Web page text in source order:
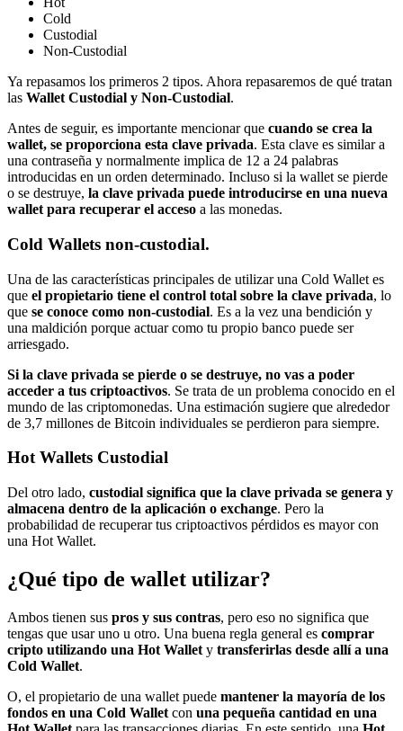
Cold
Custodial
Non-Custodial
Ya repasamos los primeros 2 tipos. Ahora repasaremos de qué tratan
las Wallet Custodial y Non-Custodial.
Antes de seguir, es importante mencionar que cuando se crea la
wallet, se proporciona esta clave privada. Esta clave es similar a
una contraseña y normalmente implica de 12 a 24 palabras
introducidas en un orden determinado. Incluso si la wallet se pierde
o se destruye, la clave privada puede introducirse en una nueva
wallet para recuperar el acceso a las monedas.
Cold Wallets non-custodial.
Una de las características principales de utilizar una Cold Wallet es
que el propietario tiene el control total sobre la clave privada, lo
que se conoce como non-custodial. Es a la vez una bendición y
una maldición porque actuar como tu propio banco puede ser
arriesgado.
Si la clave privada se pierde o se destruye, no vas a poder
acceder a tus criptoactivos. Se trata de un problema conocido en el
mundo de las criptomonedas. Una estimación sugiere que alrededor
de 3,7 millones de Bitcoin individuales se perdieron para siempre.
Hot Wallets Custodial
Del otro lado, custodial significa que la clave privada se genera y
almacena dentro de la aplicación o exchange. Pero la
probabilidad de recuperar tus criptoactivos pérdidos es mayor con
una Hot Wallet.
¿Qué tipo de wallet utilizar?
Ambos tienen sus pros y sus contras, pero eso no significa que
tengas que usar uno u otro. Una buena regla general es comprar
cripto utilizando una Hot Wallet y transferirlas desde allí a una
Cold Wallet.
O, el propietario de una wallet puede mantener la mayoría de los
fondos en una Cold Wallet con una pequeña cantidad en una